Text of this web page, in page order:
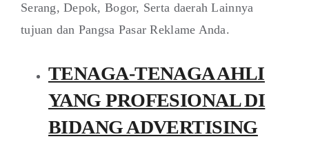
Serang, Depok, Bogor, Serta daerah Lainnya
tujuan dan Pangsa Pasar Reklame Anda.
TENAGA-TENAGA AHLI
YANG PROFESIONAL DI
BIDANG ADVERTISING